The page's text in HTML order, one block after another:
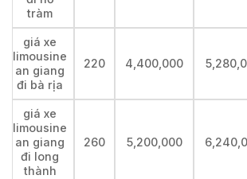
tràm
giá xe
limousine
an giang
đi bà rịa
220 4,400,000
giá xe
limousine
an giang
đi long
thành
260 5,200,000